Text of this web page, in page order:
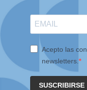
Acepto las
newsletters.
SUSCRIBIRSE